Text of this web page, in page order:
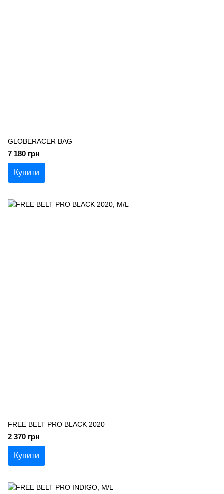
GLOBERACER BAG
7 180 грн
Купити
FREE BELT PRO BLACK 2020
2 370 грн
Купити